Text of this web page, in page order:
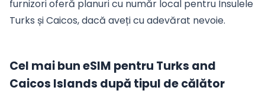
furnizori oferă planuri cu număr local pentru Insulele
Turks și Caicos, dacă aveți cu adevărat nevoie.
Cel mai bun eSIM pentru Turks and
Caicos Islands după tipul de călător